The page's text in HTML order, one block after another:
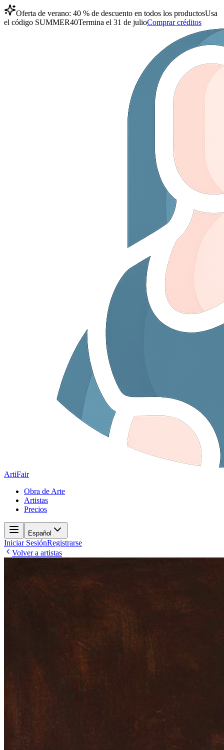
Oferta de verano: 40 % de descuento en todos los productosUsa
el código SUMMER40Termina el 31 de julioComprar créditos
ArtiFair
Obra de Arte
Artistas
Precios
Español
Iniciar SesiónRegistrarse
Volver a artistas